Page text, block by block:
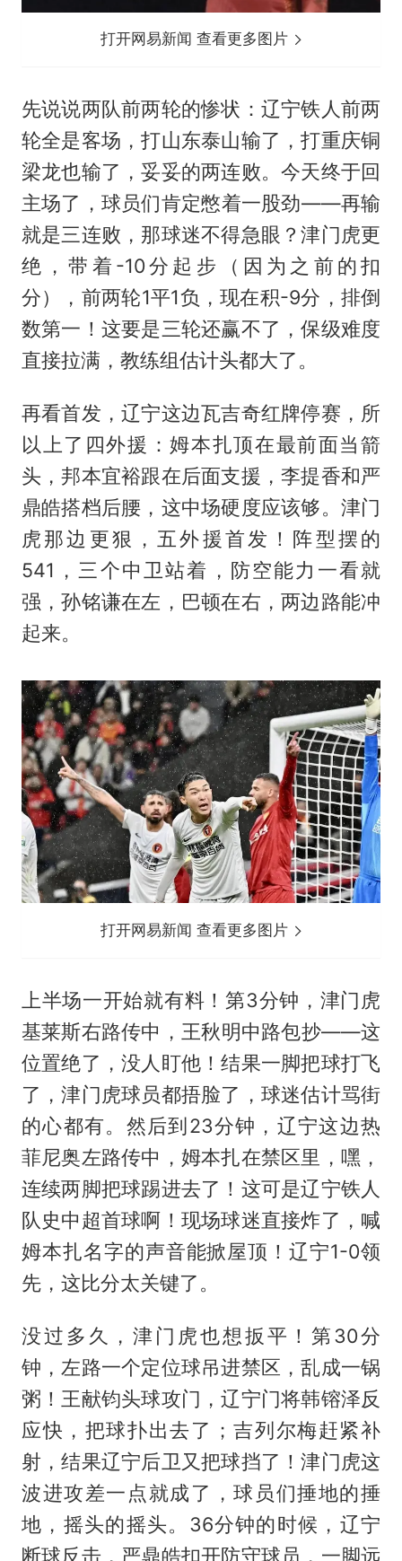
打开网易新闻 查看更多图片
先说说两队前两轮的惨状：辽宁铁人前两
轮全是客场，打山东泰山输了，打重庆铜
梁龙也输了，妥妥的两连败。今天终于回
主场了，球员们肯定憋着一股劲——再输
就是三连败，那球迷不得急眼？津门虎更
绝，带着-10分起步（因为之前的扣
分），前两轮1平1负，现在积-9分，排倒
数第一！这要是三轮还赢不了，保级难度
直接拉满，教练组估计头都大了。
再看首发，辽宁这边瓦吉奇红牌停赛，所
以上了四外援：姆本扎顶在最前面当箭
头，邦本宜裕跟在后面支援，李提香和严
鼎皓搭档后腰，这中场硬度应该够。津门
虎那边更狠，五外援首发！阵型摆的
541，三个中卫站着，防空能力一看就
强，孙铭谦在左，巴顿在右，两边路能冲
起来。
打开网易新闻 查看更多图片
上半场一开始就有料！第3分钟，津门虎
基莱斯右路传中，王秋明中路包抄——这
位置绝了，没人盯他！结果一脚把球打飞
了，津门虎球员都捂脸了，球迷估计骂街
的心都有。然后到23分钟，辽宁这边热
菲尼奥左路传中，姆本扎在禁区里，嘿，
连续两脚把球踢进去了！这可是辽宁铁人
队史中超首球啊！现场球迷直接炸了，喊
姆本扎名字的声音能掀屋顶！辽宁1-0领
先，这比分太关键了。
没过多久，津门虎也想扳平！第30分
钟，左路一个定位球吊进禁区，乱成一锅
粥！王献钧头球攻门，辽宁门将韩镕泽反
应快，把球扑出去了；吉列尔梅赶紧补
射，结果辽宁后卫又把球挡了！津门虎这
波进攻差一点就成了，球员们捶地的捶
地，摇头的摇头。36分钟的时候，辽宁
断球反击，严鼎皓扣开防守球员，一脚远